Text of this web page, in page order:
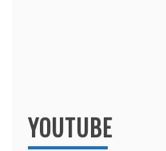
YOUTUBE